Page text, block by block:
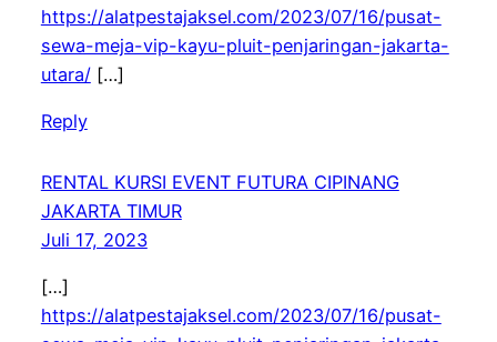
https://alatpestajaksel.com/2023/07/16/pusat-
sewa-meja-vip-kayu-pluit-penjaringan-jakarta-
utara/[…]
Reply
RENTAL KURSI EVENT FUTURA CIPINANG
JAKARTA TIMUR
Juli 17, 2023
[…]
https://alatpestajaksel.com/2023/07/16/pusat-